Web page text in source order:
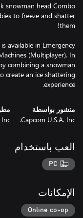
snowman head Combo
to freeze and shatter
available in Emergency
(Multiplayer). In
combining a snowman
create an ice shattering
experience.
منشور بواسطة
Capcom U.S.A. Inc.
العب باستخدام
PC
الإمكانات
Online co-op